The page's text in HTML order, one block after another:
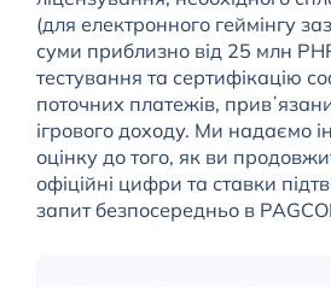
(для електронного геймінгу
суми приблизно від 25 млн
тестування та сертифікацію
поточних платежів,
ігрового доходу. Ми надаємо
оцінку до того, як ви
офіційні цифри та ставки
запит безпосередньо в